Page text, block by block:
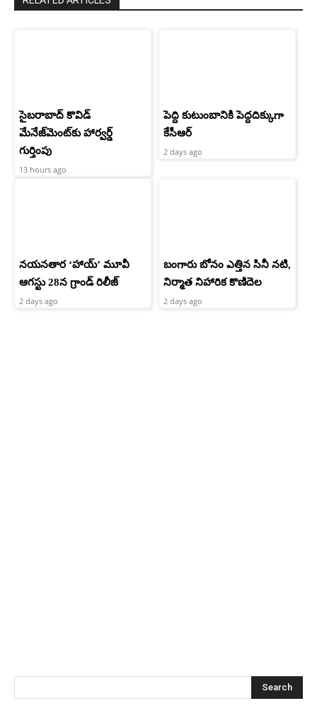
సైబరాబాద్‌ కొవిడ్‌
మేనేజ్‌మెంట్‌కు హార్వర్డ్‌
గుర్తింపు
13 hours ago
పెద్ది కుటుంబానికి పెద్దదిక్కుగా
కేసీఆర్
2 days ago
నయనతార ‘హాయ్’ మూవీ
ఆగస్టు 28న గ్రాండ్ రిలీజ్
2 days ago
బంగారు బోనం ఎత్తిన సినీ నటి,
నిర్మాత నిహారిక కొణిదెల
2 days ago
Search